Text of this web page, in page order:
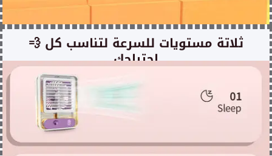
💨 ثلاتة مستويات للسرعة لتناسب كل
احتياجك